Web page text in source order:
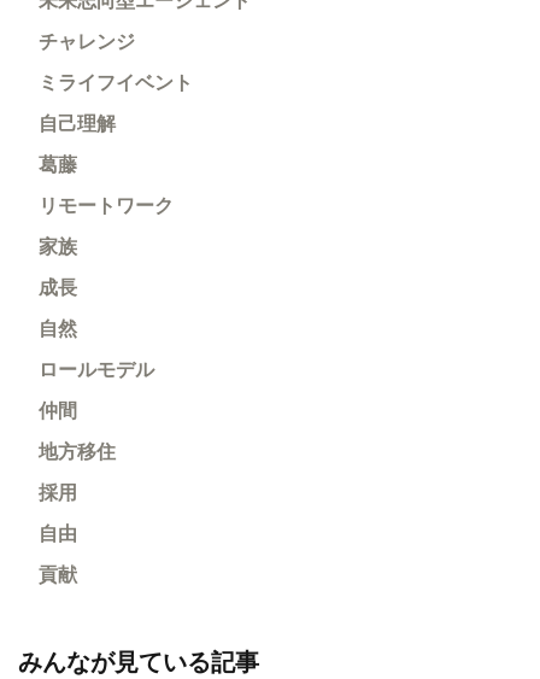
チャレンジ
ミライフイベント
自己理解
葛藤
リモートワーク
家族
成長
自然
ロールモデル
仲間
地方移住
採用
自由
貢献
みんなが見ている記事